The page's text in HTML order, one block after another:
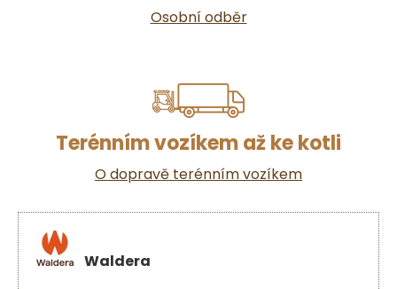
Osobní odběr
Terénním vozíkem až ke kotli
O dopravě terénním vozíkem
Waldera